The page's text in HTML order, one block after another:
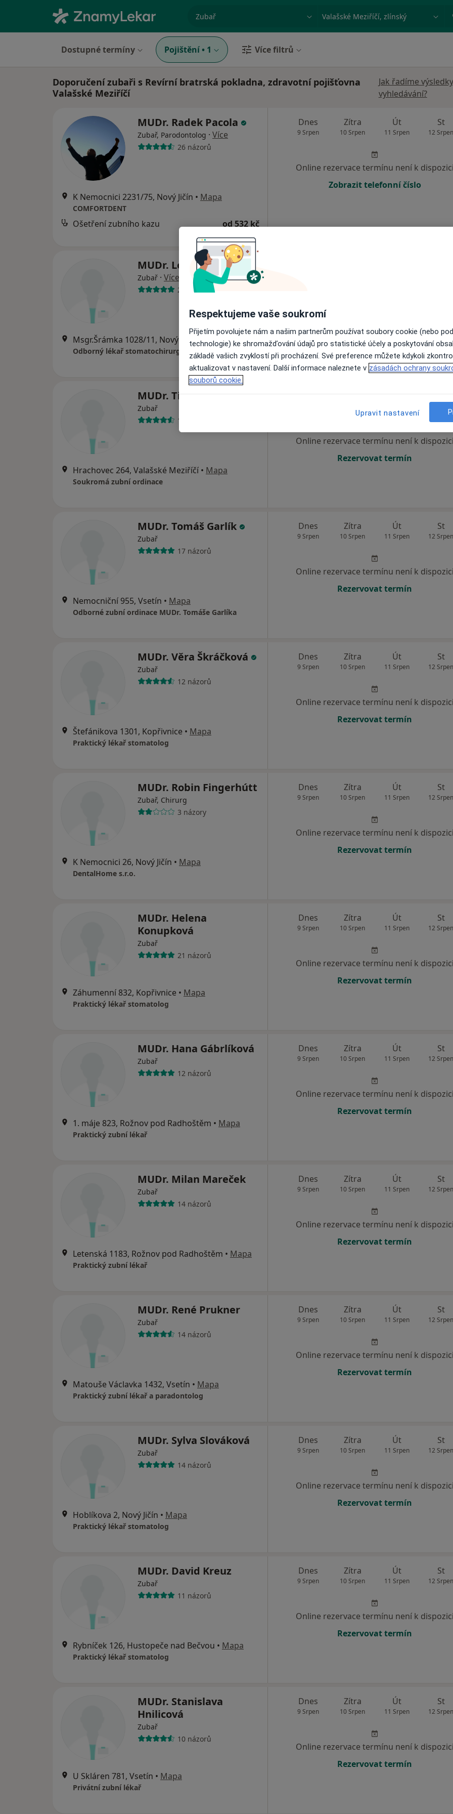
specializace, nemoc nebo příjmení Město nebo region
Dostupné termíny Pojištění • 1 Více filtrů
Doporučení zubaři s Revírní bratrská pokladna, zdravotní pojišťovna
Valašské Meziříčí
Jak řadíme výsledky
vyhledávání?
MUDr. Radek Pacola
Zubař, Parodontolog · Více
26 názorů
K Nemocnici 2231/75, Nový Jičín • Mapa
COMFORTDENT
Ošetření zubního kazu od 532 kč
Dnes
9 Srpen
Zítra
10 Srpen
Út
11 Srpen
St
12 Srpen
Online rezervace termínu není k dispozici
Zobrazit telefonní číslo
MUDr. Lenka Bialková
Zubař · Více
22 názorů
Msgr.Šrámka 1028/11, Nový Jičín •Mapa
Odborný lékař stomatochirurg
Online rezervace termínu není k dispozici
Rezervovat termín
MUDr. Tibor Liška
Zubař
15 názorů
Hrachovec 264, Valašské Meziříčí • Mapa
Soukromá zubní ordinace
12 Srpen
Online rezervace termínu není k dispozici
Rezervovat termín
MUDr. Tomáš Garlík
Zubař
17 názorů
Nemocniční 955, Vsetín • Mapa
Odborné zubní ordinace MUDr. Tomáše Garlíka
Dnes
9 Srpen
Zítra
10 Srpen
Út
11 Srpen
St
12 Srpen
Online rezervace termínu není k dispozici
Rezervovat termín
MUDr. Věra Škráčková
Zubař
12 názorů
Štefánikova 1301, Kopřivnice • Mapa
Praktický lékař stomatolog
Dnes
9 Srpen
Zítra
10 Srpen
Út
11 Srpen
St
12 Srpen
Online rezervace termínu není k dispozici
Rezervovat termín
MUDr. Robin Fingerhútt
Zubař, Chirurg
3 názory
K Nemocnici 26, Nový Jičín • Mapa
DentalHome s.r.o.
Dnes
9 Srpen
Zítra
10 Srpen
Út
11 Srpen
St
12 Srpen
Online rezervace termínu není k dispozici
Rezervovat termín
MUDr. Helena
Konupková
Zubař
21 názorů
Záhumenní 832, Kopřivnice • Mapa
Praktický lékař stomatolog
Dnes
9 Srpen
Zítra
10 Srpen
Út
11 Srpen
St
12 Srpen
Online rezervace termínu není k dispozici
Rezervovat termín
MUDr. Hana Gábrlíková
Zubař
12 názorů
1. máje 823, Rožnov pod Radhoštěm • Mapa
Praktický zubní lékař
Dnes
9 Srpen
Zítra
10 Srpen
Út
11 Srpen
St
12 Srpen
Online rezervace termínu není k dispozici
Rezervovat termín
MUDr. Milan Mareček
Zubař
14 názorů
Letenská 1183, Rožnov pod Radhoštěm • Mapa
Praktický zubní lékař
Dnes
9 Srpen
Zítra
10 Srpen
Út
11 Srpen
St
12 Srpen
Online rezervace termínu není k dispozici
Rezervovat termín
MUDr. René Prukner
Zubař
14 názorů
Matouše Václavka 1432, Vsetín • Mapa
Praktický zubní lékař a paradontolog
Dnes
9 Srpen
Zítra
10 Srpen
Út
11 Srpen
St
12 Srpen
Online rezervace termínu není k dispozici
Rezervovat termín
MUDr. Sylva Slováková
Zubař
14 názorů
Hoblíkova 2, Nový Jičín • Mapa
Praktický lékař stomatolog
Dnes
9 Srpen
Zítra
10 Srpen
Út
11 Srpen
St
12 Srpen
Online rezervace termínu není k dispozici
Rezervovat termín
MUDr. David Kreuz
Zubař
11 názorů
Rybníček 126, Hustopeče nad Bečvou • Mapa
Praktický lékař stomatolog
Dnes
9 Srpen
Zítra
10 Srpen
Út
11 Srpen
St
12 Srpen
Online rezervace termínu není k dispozici
Rezervovat termín
MUDr. Stanislava
Hnilicová
Zubař
10 názorů
U Skláren 781, Vsetín • Mapa
Privátní zubní lékař
Dnes
9 Srpen
Zítra
10 Srpen
Út
11 Srpen
St
12 Srpen
Online rezervace termínu není k dispozici
Rezervovat termín
Respektujeme vaše soukromí
Přijetím povolujete nám a našim partnerům používat soubory cookie (nebo
technologie) ke shromažďování údajů pro statistické účely a poskytování
základě vašich zvyklostí při procházení. Své preference můžete kdykoli
aktualizovat v nastavení. Další informace naleznete v zásadách ochrany
souborů cookie.
Upravit nastavení